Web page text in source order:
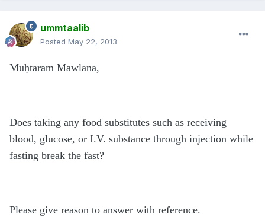
ummtaalib
Posted May 22, 2013
Muḥtaram Mawlānā,
Does taking any food substitutes such as receiving
blood, glucose, or I.V. substance through injection while
fasting break the fast?
Please give reason to answer with reference.